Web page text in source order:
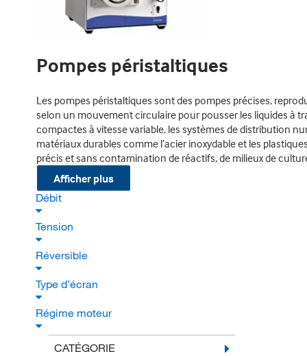
Pompes péristaltiques
Les pompes péristaltiques sont des pompes précises,
selon un mouvement circulaire pour pousser les liquides à
compactes à vitesse variable, les systèmes de distribution
matériaux durables comme l’acier inoxydable et les
précis et sans contamination de réactifs, de milieux de
Afficher plus
Débit
Tension
Réversible
Type d’écran
Régime moteur
CATÉGORIE